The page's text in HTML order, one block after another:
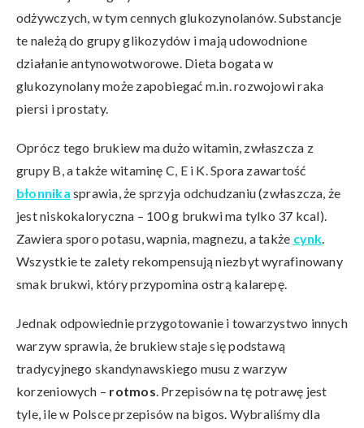
odżywczych, w tym cennych glukozynolanów. Substancje
te należą do grupy glikozydów i mają udowodnione
działanie antynowotworowe. Dieta bogata w
glukozynolany może zapobiegać m.in. rozwojowi raka
piersi i prostaty.
Oprócz tego brukiew ma dużo witamin, zwłaszcza z
grupy B, a także witaminę C, E i K. Spora zawartość
błonnika sprawia, że sprzyja odchudzaniu (zwłaszcza, że
jest niskokaloryczna – 100 g brukwi ma tylko 37 kcal).
Zawiera sporo potasu, wapnia, magnezu, a także cynk.
Wszystkie te zalety rekompensują niezbyt wyrafinowany
smak brukwi, który przypomina ostrą kalarepę.
Jednak odpowiednie przygotowanie i towarzystwo innych
warzyw sprawia, że brukiew staje się podstawą
tradycyjnego skandynawskiego musu z warzyw
korzeniowych – rotmos. Przepisów na tę potrawę jest
tyle, ile w Polsce przepisów na bigos. Wybraliśmy dla